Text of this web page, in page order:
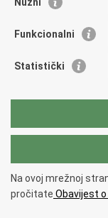
Ured za suzbijanje
Državnoodvjetničko
Hrvatska
Europski
Copyright © 2026
transformacije
pristupačnosti.
Funkcionalni
Statistički
Na ovoj mrežnoj
pročitate Obavijest o